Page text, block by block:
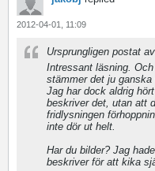
2012-04-01, 11:09
Ursprungligen postat av
Intressant läsning.
stämmer det ju
Jag har dock aldrig
beskriver det, utan att
fridlysningen
inte dör ut helt.
Har du bilder? Jag
beskriver för att kika